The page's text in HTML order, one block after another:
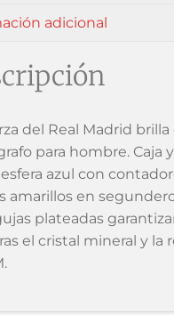
adicional
del Real Madrid
para hombre. Caja
esfera azul con
amarillos en
plateadas
el cristal mineral y la